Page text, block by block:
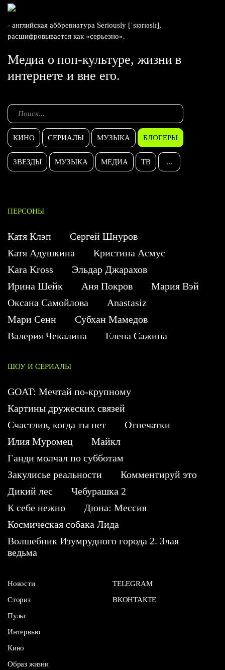
- английская аббревиатура Seriously [ˈsɪərɪəslɪ],
расшифровывается как «серьезно».
Медиа о поп-культуре, жизни в
интернете и вне его.
КИНО СЕРИАЛЫ МУЗЫКА БЛОГЕРЫ
ЗВЕЗДЫ МУЗЫКА МЕДИА ТВ ...
ПЕРСОНЫ
Катя Клэп
Сергей Шнуров
Катя Адушкина
Кристина Асмус
Kara Kross
Эльдар Джарахов
Ирина Шейк
Аня Покров
Мария Вэй
Оксана Самойлова
Anastasiz
Мари Сенн
Субхан Мамедов
Валерия Чекалина
Елена Сажина
ШОУ И СЕРИАЛЫ
GOAT: Мечтай по-крупному
Картины дружеских связей
Счастлив, когда ты нет
Отпечатки
Илия Муромец
Майкл
Ганди молчал по субботам
Закулисье реальности
Комментируй это
Дикий лес
Чебурашка 2
К себе нежно
Дюна: Мессия
Космическая собака Лида
Волшебник Изумрудного города 2. Злая
ведьма
Новости
Сториз
Пульт
Интервью
Кино
Образ жизни
TELEGRAM
ВКОНТАКТЕ